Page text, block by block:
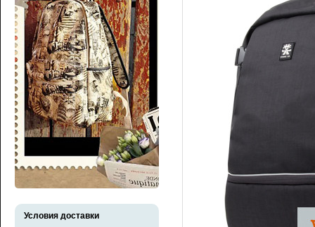
Условия доставки